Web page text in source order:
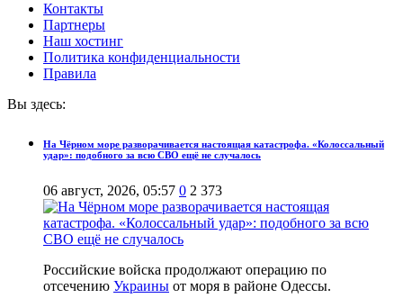
Контакты
Партнеры
Наш хостинг
Политика конфиденциальности
Правила
Вы здесь:
На Чёрном море разворачивается настоящая катастрофа. «Колоссальный
удар»: подобного за всю СВО ещё не случалось
06 август, 2026, 05:57 0 2 373
Российские войска продолжают операцию по
отсечению Украины от моря в районе Одессы.